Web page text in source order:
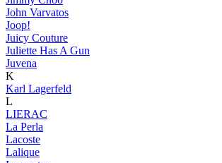
John Varvatos
Joop!
Juicy Couture
Juliette Has A Gun
Juvena
K
Karl Lagerfeld
L
LIERAC
La Perla
Lacoste
Lalique